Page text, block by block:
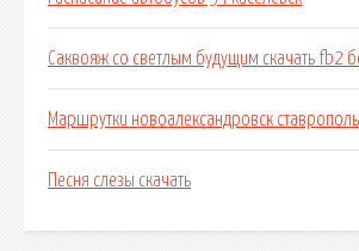
Саквояж со светлым будущим скачать fb2
Маршрутки новоалександровск
Песня слезы скачать